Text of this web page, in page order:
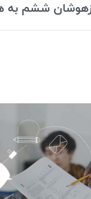
ششم به